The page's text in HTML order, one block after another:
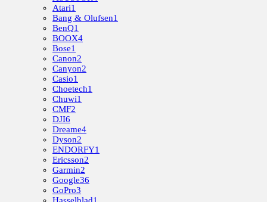
Atari1
Bang & Olufsen1
BenQ1
BOOX4
Bose1
Canon2
Canyon2
Casio1
Choetech1
Chuwi1
CMF2
DJI6
Dreame4
Dyson2
ENDORFY1
Ericsson2
Garmin2
Google36
GoPro3
Hasselblad1